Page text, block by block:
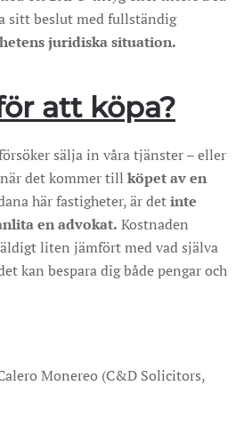
sitt beslut med fullständig
juridiska situation.
att köpa?
sälja in våra tjänster – eller
det kommer till köpet av en
här fastigheter, är detinte
en advokat. Kostnaden
liten jämfört med vad själva
kan bespara dig både pengar och
Monereo (C&D Solicitors,